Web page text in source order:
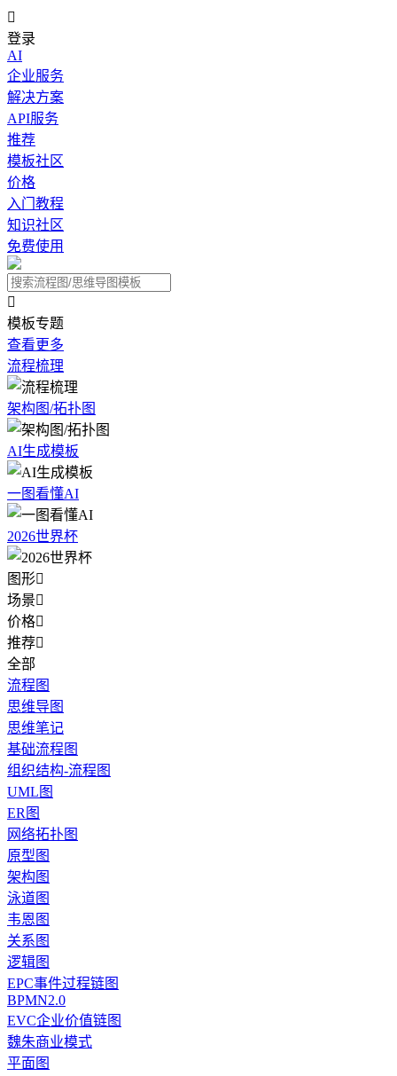

登录
AI
企业服务
解决方案
API服务
推荐
模板社区
价格
入门教程
知识社区
免费使用

模板专题
查看更多
流程梳理
架构图/拓扑图
AI生成模板
一图看懂AI
2026世界杯
图形
场景
价格
推荐
全部
流程图
思维导图
思维笔记
基础流程图
组织结构-流程图
UML图
ER图
网络拓扑图
原型图
架构图
泳道图
韦恩图
关系图
逻辑图
EPC事件过程链图
BPMN2.0
EVC企业价值链图
魏朱商业模式
平面图